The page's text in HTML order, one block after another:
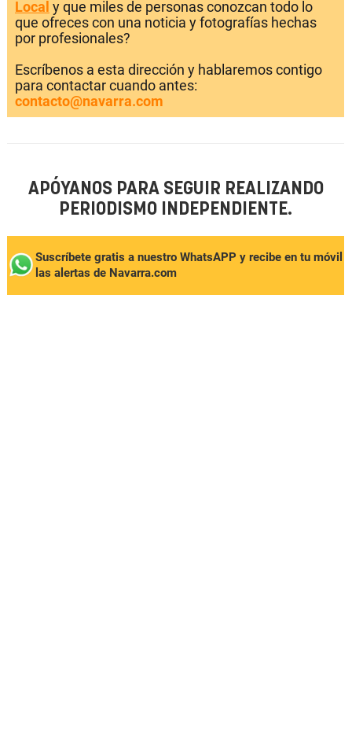
Local y que miles de personas conozcan todo lo
que ofreces con una noticia y fotografías hechas
por profesionales?
Escríbenos a esta dirección y hablaremos contigo
para contactar cuando antes:
contacto@navarra.com
APÓYANOS PARA SEGUIR REALIZANDO
PERIODISMO INDEPENDIENTE.
Suscríbete gratis a nuestro WhatsAPP y recibe en tu móvil
las alertas de Navarra.com